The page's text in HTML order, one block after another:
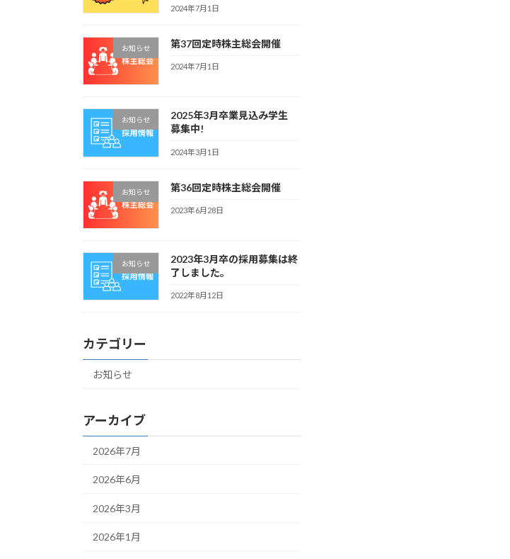
2024年7月1日
お知らせ 第37回定時株主総会開催
2024年7月1日
お知らせ
2025年3月卒業見込み学生
募集中!
2024年3月1日
お知らせ 第36回定時株主総会開催
2023年6月28日
お知らせ
2023年3月卒の採用募集は終
了しました。
2022年8月12日
カテゴリー
お知らせ
アーカイブ
2026年7月
2026年6月
2026年3月
2026年1月